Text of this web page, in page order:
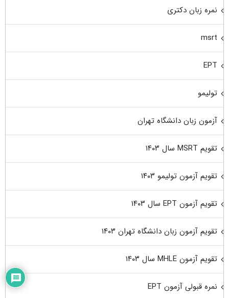
نمره زبان دکتری
msrt
EPT
تولیمو
آزمون زبان دانشگاه تهران
تقویم MSRT سال ۱۴۰۳
تقویم آزمون تولیمو ۱۴۰۳
تقویم آزمون EPT سال ۱۴۰۳
تقویم آزمون زبان دانشگاه تهران ۱۴۰۳
تقویم آزمون MHLE سال ۱۴۰۳
نمره قبولی آزمون EPT